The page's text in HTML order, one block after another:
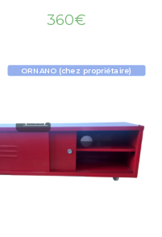
360€
ORNANO (chez propriétaire)